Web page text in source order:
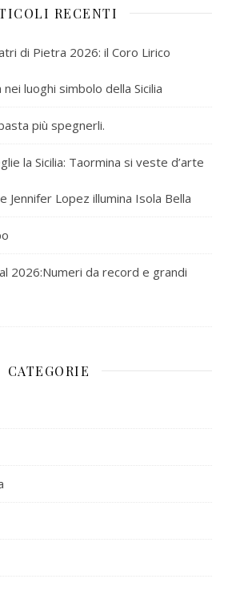
RECENTI
di Pietra 2026: il Coro Lirico
luoghi simbolo della Sicilia
più spegnerli.
la Sicilia: Taormina si veste d’arte
Jennifer Lopez illumina Isola Bella
2026:Numeri da record e grandi
CATEGORIE